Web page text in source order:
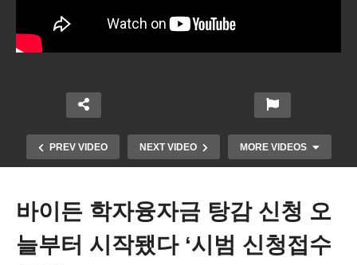
PREV VIDEO NEXT VIDEO MORE VIDEOS
바이든 학자융자금 탕감 신청 오
늘부터 시작됐다 ‘시범 신청접수